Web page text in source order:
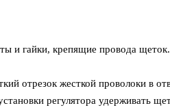
и гайки, крепящие провода щеток.
отрезок жесткой проволоки в
регулятора удерживать